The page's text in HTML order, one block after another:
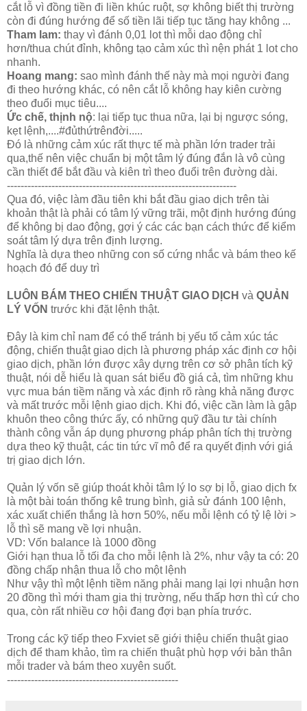
cắt lỗ vì đồng tiền đi liền khúc ruột, sợ không biết thị trường
còn đi đúng hướng để số tiền lãi tiếp tục tăng hay không ...
Tham lam: thay vì đánh 0,01 lot thì mỗi dao động chỉ
hơn/thua chút đỉnh, không tạo cảm xúc thì nện phát 1 lot cho
nhanh.
Hoang mang: sao mình đánh thế này mà mọi người đang
đi theo hướng khác, có nên cắt lỗ không hay kiên cường
theo đuổi mục tiêu....
Ức chế, thịnh nộ: lại tiếp tục thua nữa, lại bị ngược sóng,
kẹt lệnh,....#đủthứtrênđời.....
Đó là những cảm xúc rất thực tế mà phần lớn trader trải
qua,thế nên việc chuẩn bị một tâm lý đúng đắn là vô cùng
cần thiết để bắt đầu và kiên trì theo đuổi trên đường dài.
-------------------------------------------------------------------
Qua đó, việc làm đầu tiên khi bắt đầu giao dịch trên tài
khoản thật là phải có tâm lý vững trãi, một định hướng đúng
để không bị dao động, gợi ý các các bạn cách thức để kiểm
soát tâm lý dựa trên định lượng.
Nghĩa là dựa theo những con số cứng nhắc và bám theo kế
hoạch đó để duy trì
LUÔN BÁM THEO CHIẾN THUẬT GIAO DỊCH và QUẢN
LÝ VỐN trước khi đặt lệnh thật.
Đây là kim chỉ nam để có thể tránh bị yếu tố cảm xúc tác
động, chiến thuật giao dịch là phương pháp xác định cơ hội
giao dịch, phần lớn được xây dựng trên cơ sở phân tích kỹ
thuật, nói dễ hiểu là quan sát biểu đồ giá cả, tìm những khu
vực mua bán tiềm năng và xác định rõ ràng khả năng được
và mất trước mỗi lệnh giao dịch. Khi đó, việc cần làm là gập
khuôn theo công thức ấy, có những quỹ đầu tư tài chính
thành công vẫn áp dụng phương pháp phân tích thị trường
dựa theo kỹ thuật, các tin tức vĩ mô để ra quyết định với giá
trị giao dịch lớn.
Quản lý vốn sẽ giúp thoát khỏi tâm lý lo sợ bị lỗ, giao dịch fx
là một bài toán thống kê trung bình, giả sử đánh 100 lệnh,
xác xuất chiến thắng là hơn 50%, nếu mỗi lệnh có tỷ lệ lời >
lỗ thì sẽ mang về lợi nhuận.
VD: Vốn balance là 1000 đồng
Giới hạn thua lỗ tối đa cho mỗi lệnh là 2%, như vậy ta có: 20
đồng chấp nhận thua lỗ cho một lệnh
Như vậy thì một lệnh tiềm năng phải mang lại lợi nhuận hơn
20 đồng thì mới tham gia thị trường, nếu thấp hơn thì cứ cho
qua, còn rất nhiều cơ hội đang đợi bạn phía trước.
Trong các kỹ tiếp theo Fxviet sẽ giới thiệu chiến thuật giao
dịch để tham khảo, tìm ra chiến thuật phù hợp với bản thân
mỗi trader và bám theo xuyên suốt.
--------------------------------------------------